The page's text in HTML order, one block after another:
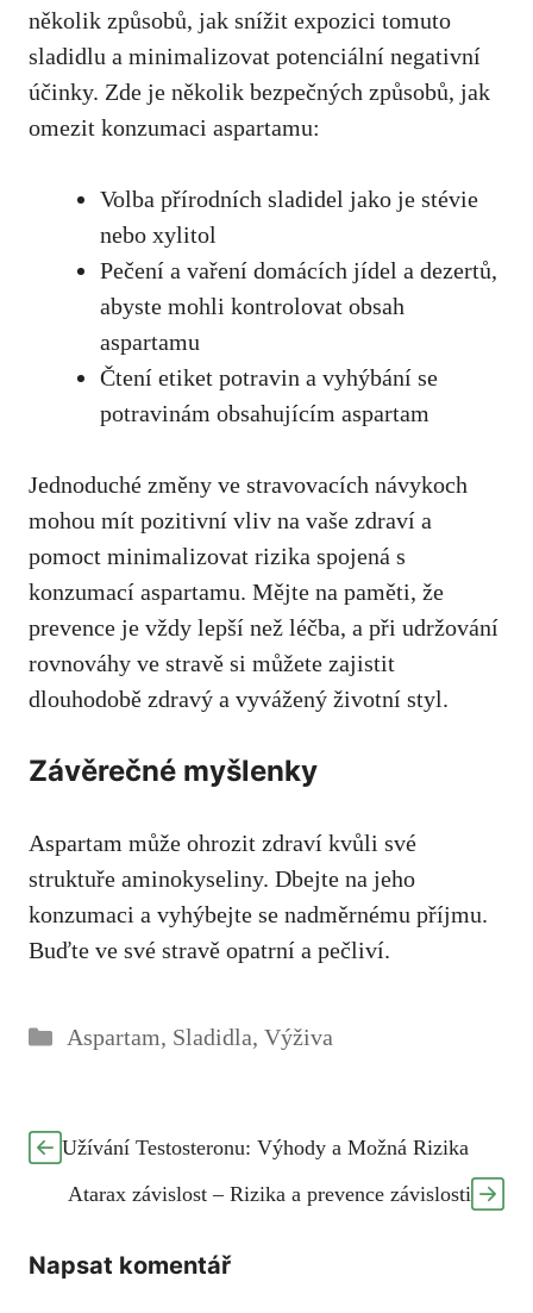
několik způsobů, jak snížit expozici tomuto
sladidlu a minimalizovat potenciální negativní​
účinky. Zde je několik bezpečných způsobů, jak
omezit konzumaci⁢ aspartamu:
Volba přírodních sladidel jako je stévie
nebo​ xylitol
Pečení a vaření⁤ domácích jídel a dezertů,
abyste mohli kontrolovat obsah
aspartamu
Čtení etiket potravin a vyhýbání se
potravinám obsahujícím aspartam
Jednoduché změny ve stravovacích návykoch
mohou mít pozitivní vliv na vaše zdraví a
pomoct minimalizovat rizika spojená s
konzumací aspartamu. Mějte na paměti, že
prevence je vždy lepší ⁤než léčba, a při udržování
‌rovnováhy ve stravě si můžete zajistit
dlouhodobě zdravý a ⁣ vyvážený životní styl.
Závěrečné myšlenky
Aspartam může ⁢ohrozit zdraví ‌kvůli své⁤
struktuře aminokyseliny. Dbejte na jeho
konzumaci ‌a vyhýbejte se ‍nadměrnému příjmu.
Buďte ve své stravě opatrní a pečliví.
Rubriky
Aspartam, Sladidla, Výživa
Užívání Testosteronu: Výhody a Možná Rizika
Atarax závislost – Rizika a prevence závislosti
Napsat komentář